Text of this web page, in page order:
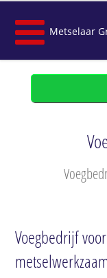
Metselaar
Voegbedrijf